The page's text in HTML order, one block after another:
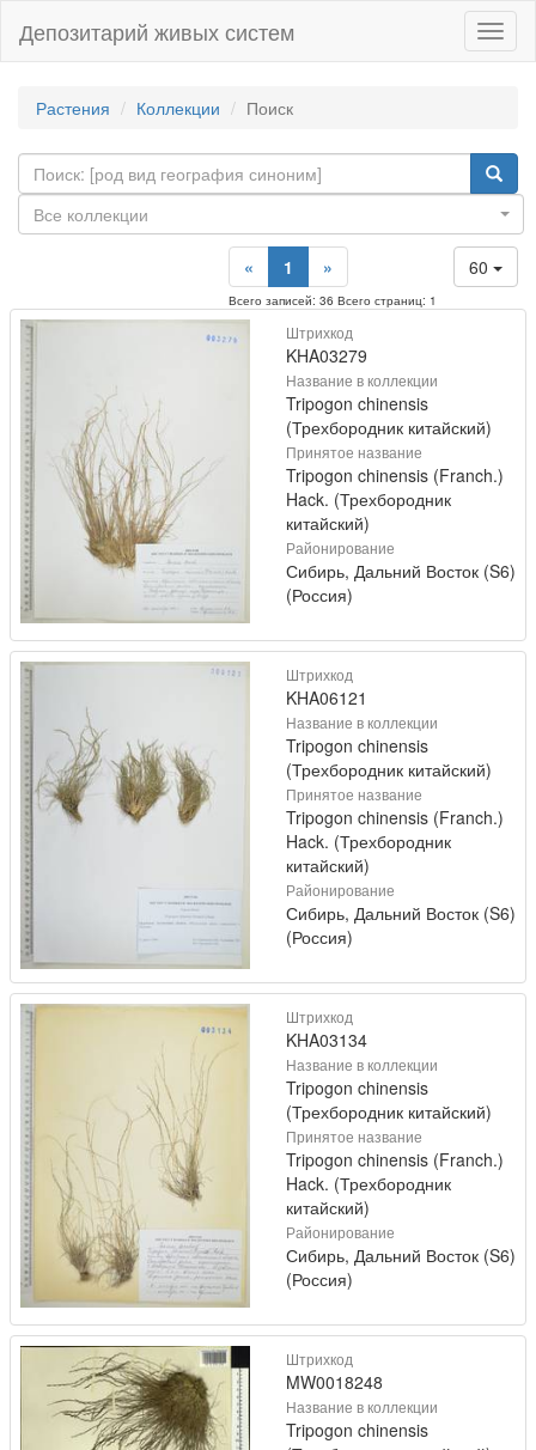
Депозитарий живых систем
Растения Коллекции Поиск
Все коллекции
60
« 1 »
Всего записей: 36 Всего страниц: 1
Штрихкод
KHA03279
Название в коллекции
Tripogon chinensis
(Трехбородник китайский)
Принятое название
Tripogon chinensis (Franch.)
Hack. (Трехбородник
китайский)
Районирование
Сибирь, Дальний Восток (S6)
(Россия)
Штрихкод
KHA06121
Название в коллекции
Tripogon chinensis
(Трехбородник китайский)
Принятое название
Tripogon chinensis (Franch.)
Hack. (Трехбородник
китайский)
Районирование
Сибирь, Дальний Восток (S6)
(Россия)
Штрихкод
KHA03134
Название в коллекции
Tripogon chinensis
(Трехбородник китайский)
Принятое название
Tripogon chinensis (Franch.)
Hack. (Трехбородник
китайский)
Районирование
Сибирь, Дальний Восток (S6)
(Россия)
Штрихкод
MW0018248
Название в коллекции
Tripogon chinensis